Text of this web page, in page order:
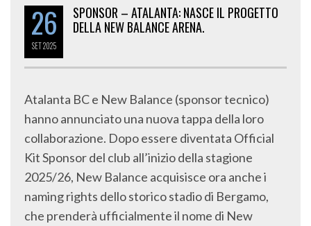
26
SET2025
SPONSOR – ATALANTA: NASCE IL PROGETTO
DELLA NEW BALANCE ARENA.
Atalanta BC e New Balance (sponsor tecnico)
hanno annunciato una nuova tappa della loro
collaborazione. Dopo essere diventata Official
Kit Sponsor del club all’inizio della stagione
2025/26, New Balance acquisisce ora anche i
naming rights dello storico stadio di Bergamo,
che prenderà ufficialmente il nome di New